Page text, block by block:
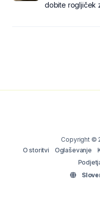
dobite rogljiček
Copyright ©
O storitvi
Oglaševanje